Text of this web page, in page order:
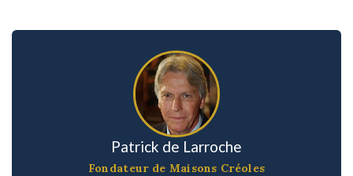
Patrick de Larroche
Fondateur de Maisons Créoles